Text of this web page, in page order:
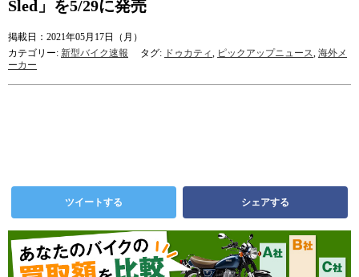
Sled」を5/29に発売
掲載日：2021年05月17日（月）
カテゴリー: 新型バイク速報 タグ: ドゥカティ, ピックアップニュース, 海外メ
ーカー
ツイートする シェアする